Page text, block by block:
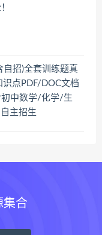
招)全套训练题真
点PDF/DOC文档
初中数学/化学/生
主招生
集合